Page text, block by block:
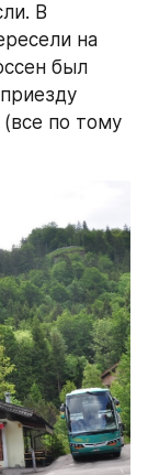
В
на
был
(все по тому